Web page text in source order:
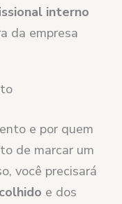
interno
da empresa
e por quem
de marcar um
você precisará
e dos